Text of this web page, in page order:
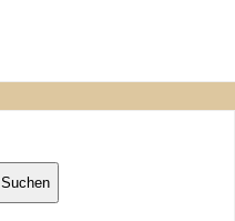
Suchen